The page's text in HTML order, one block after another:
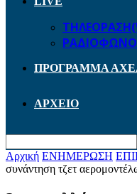
ΠΡΟΓΡΑΜΜΑ
ΑΡΧΕΙΟ
Αρχική ΕΝΗΜΕΡΩΣΗ
συνάντηση τζετ